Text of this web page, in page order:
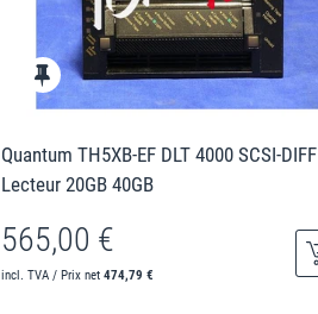
Quantum TH5XB-EF DLT 4000 SCSI-DIFF
Lecteur 20GB 40GB
565,00 €
incl. TVA / Prix net 474,79 €